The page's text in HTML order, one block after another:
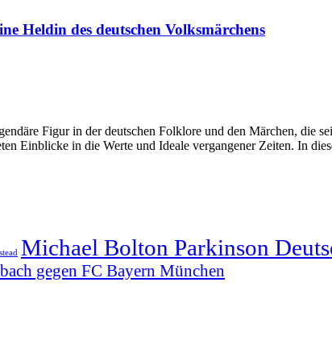
Heldin des deutschen Volksmärchens
Figur in der deutschen Folklore und den Märchen, die
Einblicke in die Werte und Ideale vergangener Zeiten. In
Michael Bolton Parkinson
gegen FC Bayern München